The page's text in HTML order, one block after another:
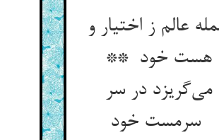
عالم ز اختیار و
هست خود **
می‌گریزد در سر
سرمست خود